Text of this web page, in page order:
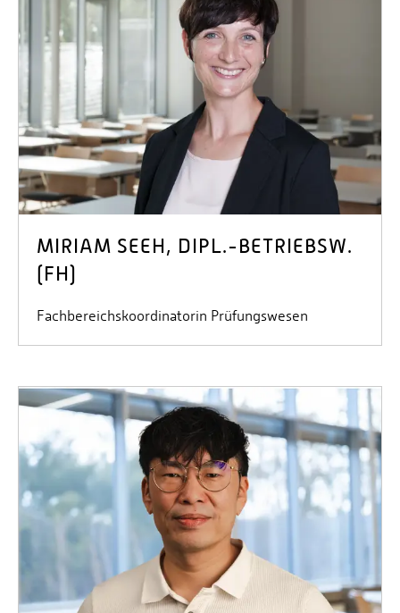
MIRIAM SEEH, DIPL.-BETRIEBSW.
(FH)
Fachbereichskoordinatorin Prüfungswesen